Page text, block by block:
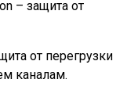
– защита от
от перегрузки
каналам.